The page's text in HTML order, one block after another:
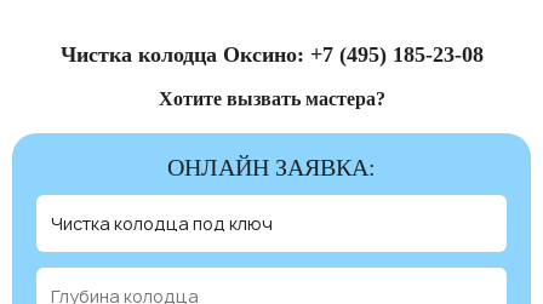
Чистка колодца Оксино: +7 (495) 185-23-08
Хотите вызвать мастера?
ОНЛАЙН ЗАЯВКА: